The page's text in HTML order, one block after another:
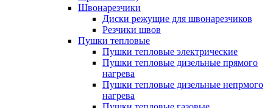
Швонарезчики
Диски режущие для швонарезчиков
Резчики швов
Пушки тепловые
Пушки тепловые электрические
Пушки тепловые дизельные прямого
нагрева
Пушки тепловые дизельные непрмого
нагрева